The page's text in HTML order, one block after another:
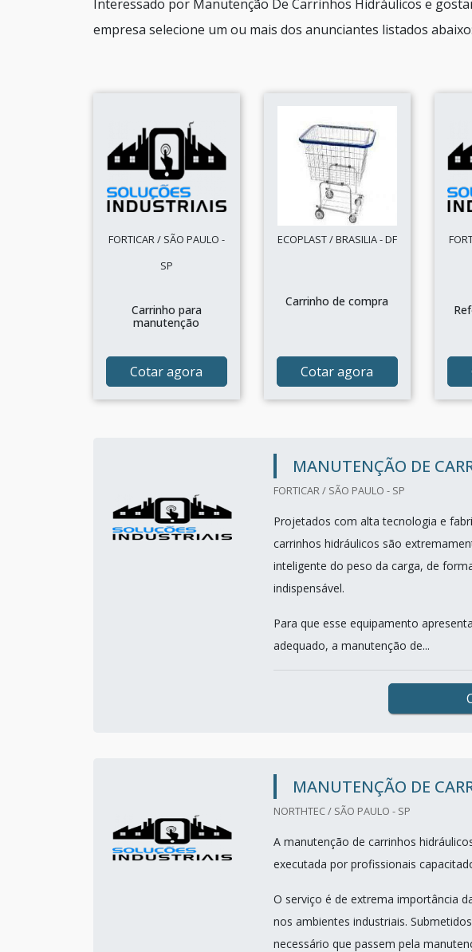
Interessado por Manutenção De Carrinhos Hidráulicos e
empresa selecione um ou mais dos anunciantes listados abaixo:
FORTICAR / SÃO PAULO -
SP
Carrinho para
manutenção
Cotar agora
ECOPLAST / BRASILIA - DF
Carrinho de compra
Cotar agora
MANUTENÇÃO DE
FORTICAR / SÃO PAULO - SP
Projetados com alta tecnologia e
carrinhos hidráulicos são
inteligente do peso da carga, de
indispensável.
Para que esse equipamento
adequado, a manutenção de...
MANUTENÇÃO DE
NORTHTEC / SÃO PAULO - SP
A manutenção de carrinhos
executada por profissionais
O serviço é de extrema importância
nos ambientes industriais.
necessário que passem pela